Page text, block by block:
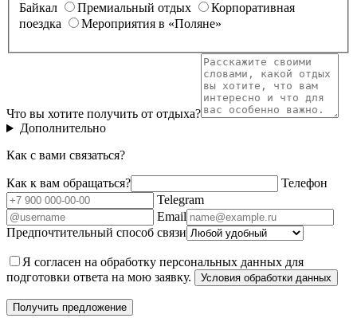
Байкал
Премиальный отдых
Корпоративная
поездка
Мероприятия в «Поляне»
Что вы хотите получить от отдыха?
Дополнительно
Как с вами связаться?
Как к вам обращаться?
Телефон
Telegram
Email
Предпочтительный способ связи
Я согласен на обработку персональных данных для
подготовки ответа на мою заявку.
Условия обработки данных
Получить предложение